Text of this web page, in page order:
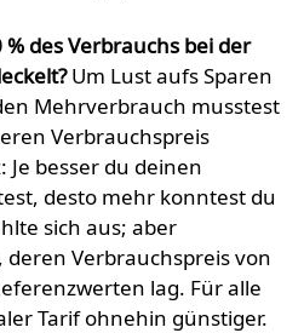
des Verbrauchs bei der
Um Lust aufs Sparen
Mehrverbrauch musstest
Verbrauchspreis
Je besser du deinen
desto mehr konntest du
sich aus; aber
Verbrauchspreis von
lag. Für alle
Tarif ohnehin günstiger.